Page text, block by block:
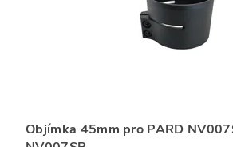
Objímka 45mm pro PARD